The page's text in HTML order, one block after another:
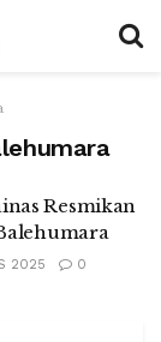
Resmikan
2025 0